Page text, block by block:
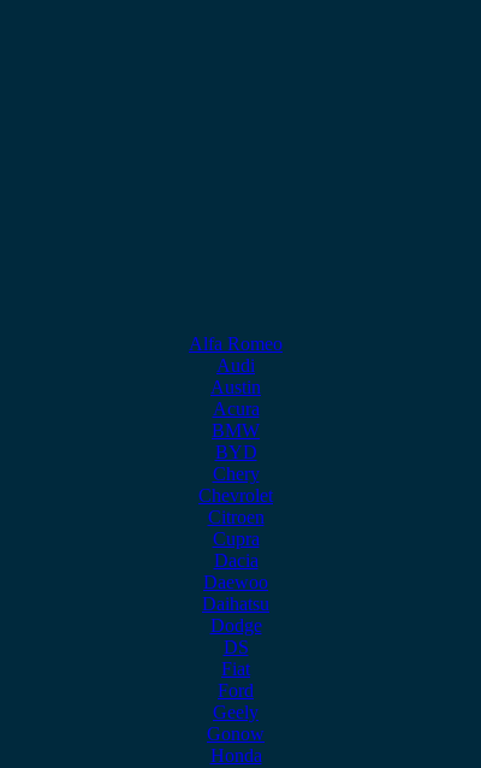
Alfa Romeo
Audi
Austin
Acura
BMW
BYD
Chery
Chevrolet
Citroen
Cupra
Dacia
Daewoo
Daihatsu
Dodge
DS
Fiat
Ford
Geely
Gonow
Honda